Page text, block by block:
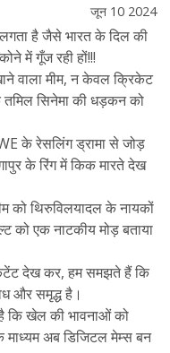
जून 10 2024
है जैसे भारत के दिल की
में गूँज रही हों!!!
वाला मीम, न केवल क्रिकेट
सिनेमा की धड़कन को
के रेसलिंग ड्रामा से जोड़
के रिंग में किक मारते देख
को थिरुविलयादल के नायकों
एक नाटकीय मोड़ बताया
देख कर, हम समझते हैं कि
और समृद्ध है।
है कि खेल की भावनाओं को
अब डिजिटल मेम्स बन